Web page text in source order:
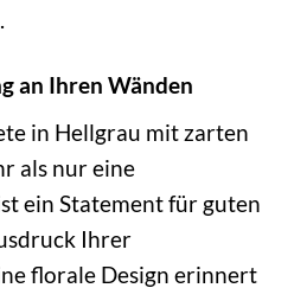
an Ihren Wänden
in Hellgrau mit zarten
als nur eine
ein Statement für guten
Ihrer
florale Design erinnert